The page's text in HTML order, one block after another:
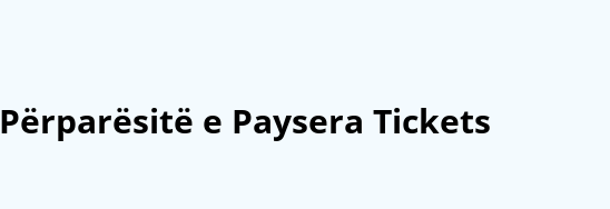
Përparësitë e Paysera Tickets